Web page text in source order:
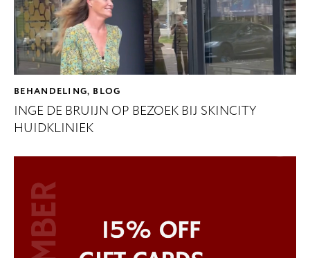
BEHANDELING, BLOG
INGE DE BRUIJN OP BEZOEK BIJ SKINCITY
HUIDKLINIEK